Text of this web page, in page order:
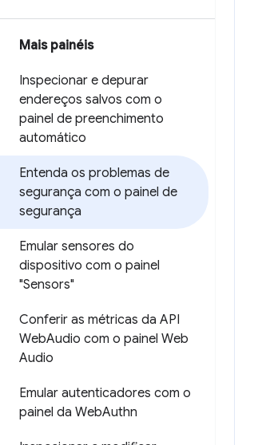
Mais painéis
Inspecionar e depurar
endereços salvos com o
painel de preenchimento
automático
Entenda os problemas de
segurança com o painel de
segurança
Emular sensores do
dispositivo com o painel
"Sensors"
Conferir as métricas da API
WebAudio com o painel Web
Audio
Emular autenticadores com o
painel da WebAuthn